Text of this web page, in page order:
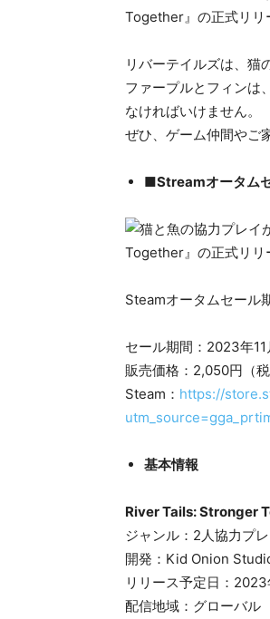
リバーテイルズは、猫
ファープルとフィンは
なければいけません。
ぜひ、ゲーム仲間やご
■Streamオータム
Steamオータムセール
セール期間：2023年
販売価格：2,050円（税
Steam： https://
基本情報
River Tails: Stronger
ジャンル：2人協力プ
開発：Kid Onion
リリース予定日：
配信地域：グローバル